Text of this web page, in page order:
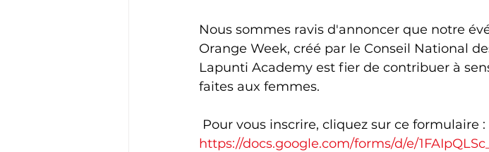
Nous sommes ravis d'annoncer que notre
Orange Week, créé par le Conseil National
Lapunti Academy est fier de contribuer à
faites aux femmes.
Pour vous inscrire, cliquez sur ce formulaire :
https://docs.google.com/forms/d/e/